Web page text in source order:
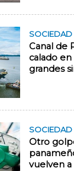
SOCIEDAD
Canal de
calado en
grandes
SOCIEDAD
Otro
vuelven